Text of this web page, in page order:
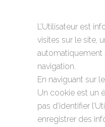
L’Utilisateur est
visites sur le site,
automatiquement
navigation.
En naviguant sur
Un cookie est un
pas d’identifier
enregistrer des